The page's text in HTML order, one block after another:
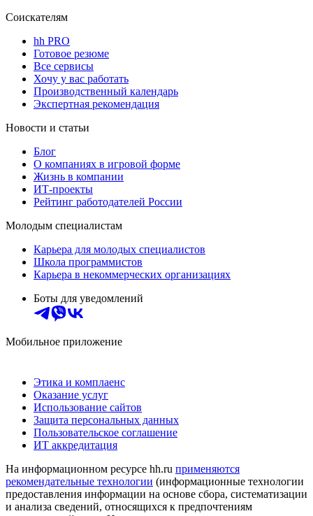
Соискателям
hh PRO
Готовое резюме
Все сервисы
Хочу у вас работать
Производственный календарь
Экспертная рекомендация
Новости и статьи
Блог
О компаниях в игровой форме
Жизнь в компании
ИТ-проекты
Рейтинг работодателей России
Молодым специалистам
Карьера для молодых специалистов
Школа программистов
Карьера в некоммерческих организациях
Боты для уведомлений
Мобильное приложение
Этика и комплаенс
Оказание услуг
Использование сайтов
Защита персональных данных
Пользовательское соглашение
ИТ аккредитация
На информационном ресурсе hh.ru применяются
рекомендательные технологии (информационные технологии
предоставления информации на основе сбора, систематизации
и анализа сведений, относящихся к предпочтениям